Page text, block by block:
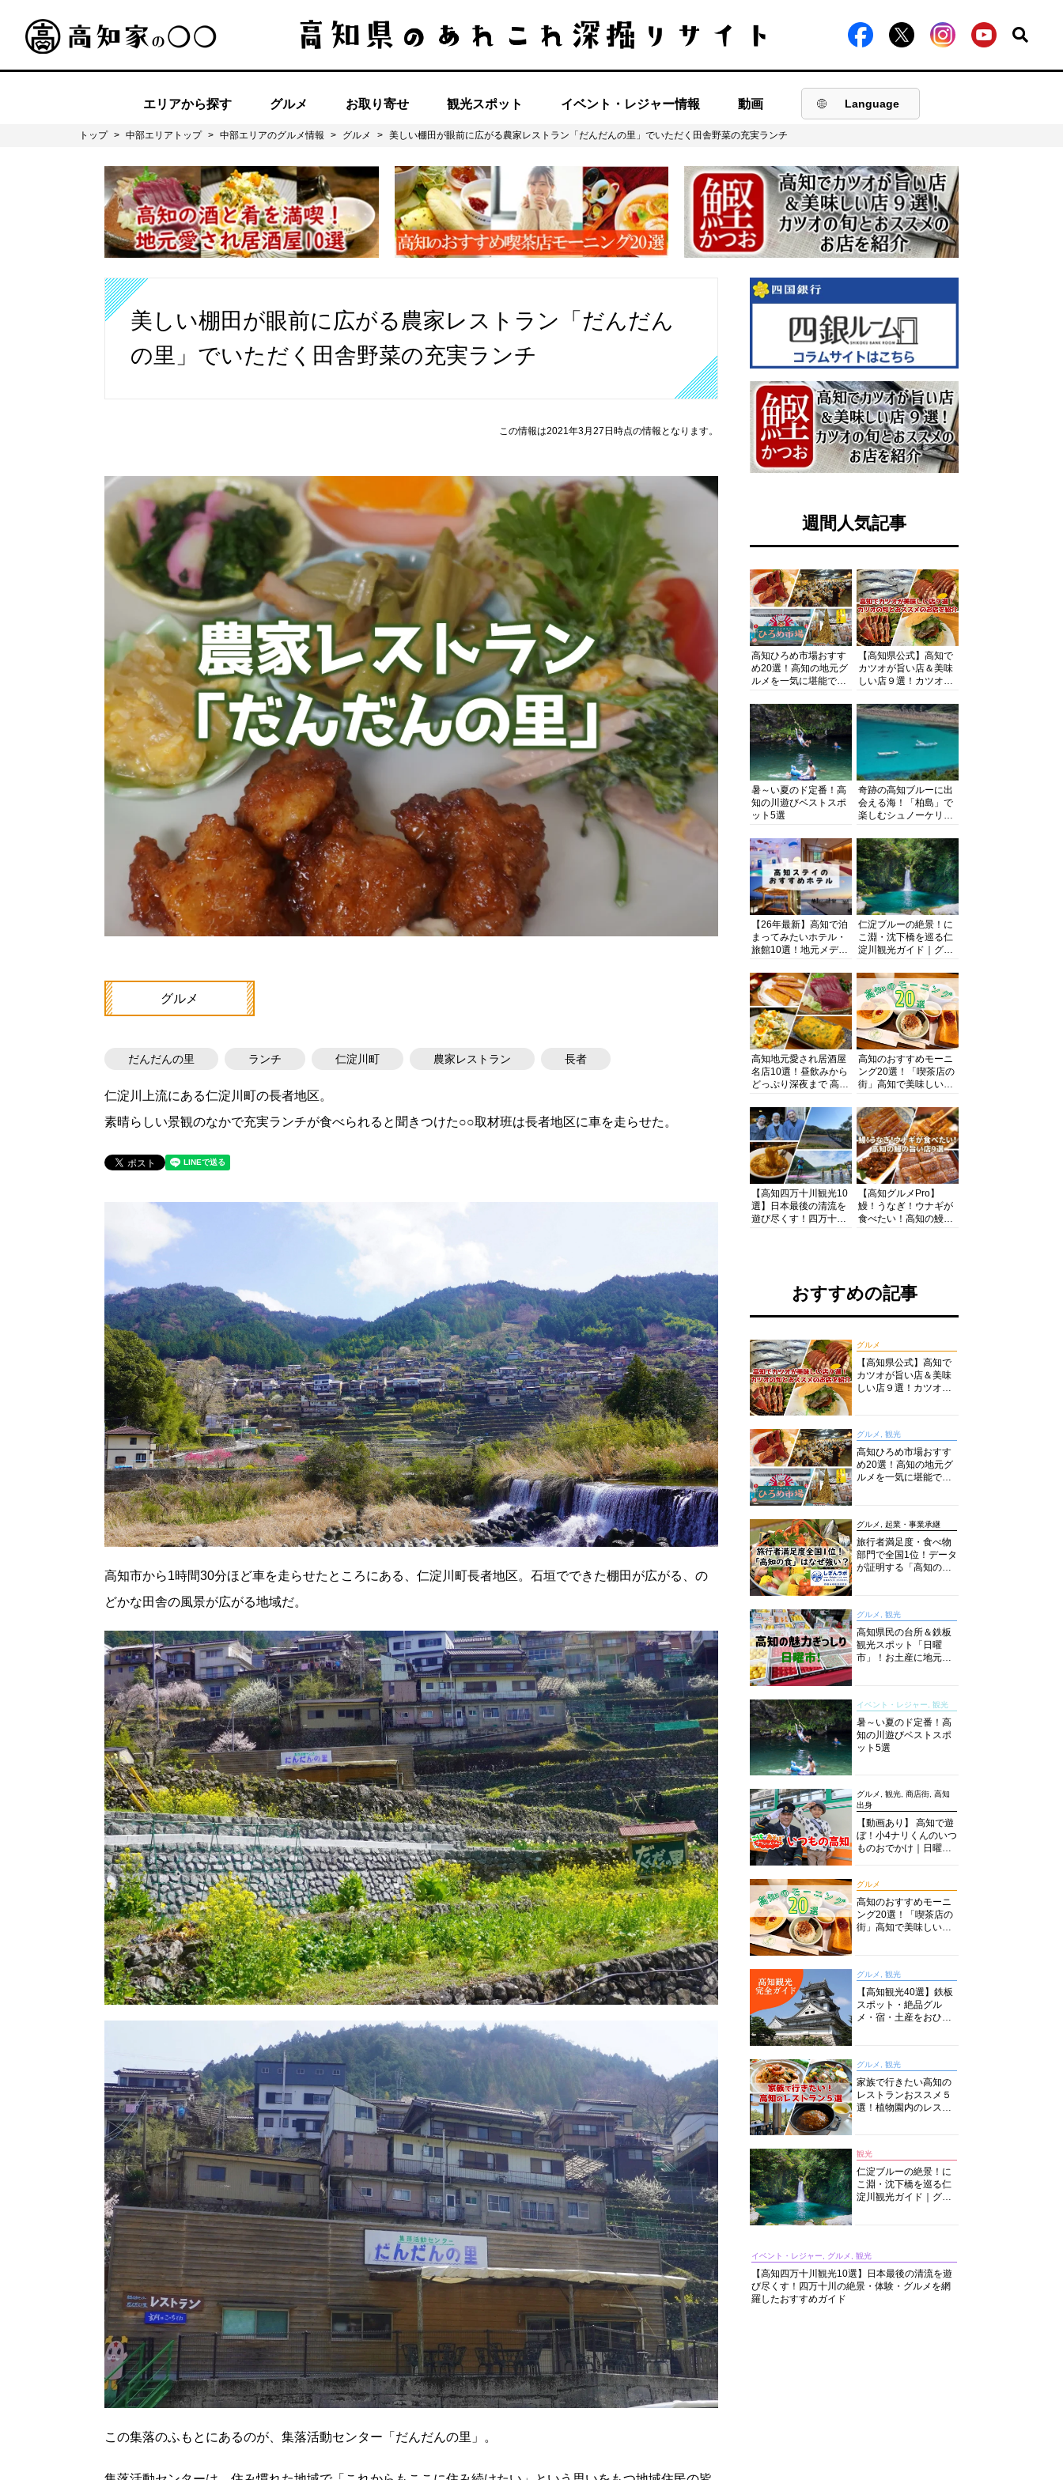
エリアから探す グルメ お取り寄せ 観光スポット イベント・レジャー情報 動画 Language
トップ > 中部エリアトップ > 中部エリアのグルメ情報 > グルメ > 美しい棚田が眼前に広がる農家レストラン「だんだんの里」でいただく田舎野菜の充実ランチ
美しい棚田が眼前に広がる農家レストラン「だんだん
の里」でいただく田舎野菜の充実ランチ
この情報は2021年3月27日時点の情報となります。
グルメ
だんだんの里 ランチ 仁淀川町 農家レストラン 長者
仁淀川上流にある仁淀川町の長者地区。
素晴らしい景観のなかで充実ランチが食べられると聞きつけた○○取材班は長者地区に車を走らせた。
高知市から1時間30分ほど車を走らせたところにある、仁淀川町長者地区。石垣でできた棚田が広がる、の
どかな田舎の風景が広がる地域だ。
この集落のふもとにあるのが、集落活動センター「だんだんの里」。
週間人気記事
高知ひろめ市場おすす
め20選！高知の地元グ
ルメを一気に堪能でき
底解剖
【高知県公式】高知で
カツオが旨い店＆美味
しい店９選！カツオの
紹介
暑～い夏のド定番！高
知の川遊びベストスポ
ット5選
奇跡の高知ブルーに出
会える海！「柏島」で
楽しむシュノーケリン
浴にキャンプまで透明
度抜群の海の楽園を徹
底紹介
【26年最新】高知で泊
まってみたいホテル・
旅館10選！地元メディ
厳選
仁淀ブルーの絶景！に
こ淵・沈下橋を巡る仁
淀川観光ガイド｜グル
まで完全網羅！
高知地元愛され居酒屋
名店10選！昼飲みから
どっぷり深夜まで 高知
知グルメPro】
高知のおすすめモーニ
ング20選！「喫茶店の
街」高知で美味しい喫
グをいただきます！
【高知四万十川観光10
選】日本最後の清流を
遊び尽くす！四万十川
【高知グルメPro】
鰻！うなぎ！ウナギが
食べたい！高知の鰻の
おすすめの記事
グルメ
【高知県公式】高知で
カツオが旨い店＆美味
しい店９選！カツオの
グルメ, 観光
高知ひろめ市場おすす
め20選！高知の地元グ
ルメを一気に堪能でき
グルメ, 起業・事業承継
旅行者満足度・食べ物
部門で全国1位！データ
が証明する「高知の
グルメ, 観光
高知県民の台所＆鉄板
観光スポット「日曜
市」！お土産に地元野
説！
イベント・レジャー, 観光
暑～い夏のド定番！高
知の川遊びベストスポ
ット5選
グルメ, 観光, 商店街, 高知
出身
【動画あり】 高知で遊
ぼ！小4ナリくんのいつ
ものおでかけ｜日曜市
グルメ
高知のおすすめモーニ
ング20選！「喫茶店の
街」高知で美味しい喫
グルメ, 観光
【高知観光40選】鉄板
スポット・絶品グル
メ・宿・土産をおひと
グルメ, 観光
家族で行きたい高知の
レストランおススメ５
選！植物園内のレスト
観光
仁淀ブルーの絶景！に
こ淵・沈下橋を巡る仁
淀川観光ガイド｜グル
イベント・レジャー, グルメ, 観光
【高知四万十川観光10選】日本最後の清流を遊
び尽くす！四万十川の絶景・体験・グルメを網
羅したおすすめガイド